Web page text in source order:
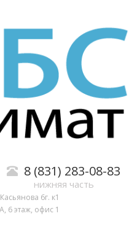
8 (831) 283-08-83
нижняя часть
6г. к1
6 этаж, офис 1